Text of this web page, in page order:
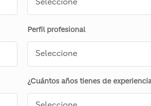
Perfil profesional
¿Cuántos años tienes de